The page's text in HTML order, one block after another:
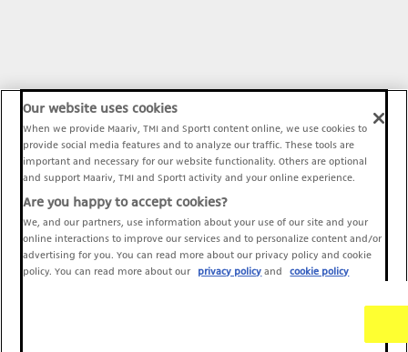
Our website uses cookies
When we provide Maariv, TMI and Sport1 content online, we use cookies to
provide social media features and to analyze our traffic. These tools are
important and necessary for our website functionality. Others are optional
and support Maariv, TMI and Sport1 activity and your online experience.
Are you happy to accept cookies?
We, and our partners, use information about your use of our site and your
online interactions to improve our services and to personalize content and/or
advertising for you. You can read more about our privacy policy and cookie
policy. You can read more about our
privacy policy and cookie policy